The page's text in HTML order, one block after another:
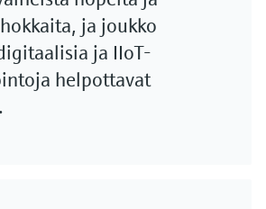
ja joukko
ja IIoT-
helpottavat